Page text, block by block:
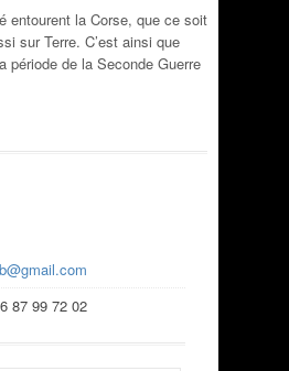
entourent la Corse, que ce soit
sur Terre. C’est ainsi que
période de la Seconde Guerre
87 99 72 02